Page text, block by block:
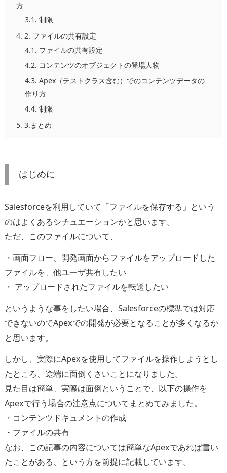
方
3.1. 制限
4. 2. ファイルの共有設定
4.1. ファイルの共有設定
4.2. コンテンツのオブジェクトの登場人物
4.3. Apex（テストクラス含む）でのコンテンツデータの
作り方
4.4. 制限
5. 3.まとめ
はじめに
Salesforceを利用していて「ファイルを保存する」という
のはよくあるシチュエーションかと思います。
ただ、このファイルについて、
・画面フロー、開発画面からファイルをアップロードした
ファイルを、他ユーザ共有したい
・ アップロードされたファイルを転送したい
というような事をしたい場合、Salesforceの標準では対応
できないのでApexでの開発が必要となることが多くなるか
と思います。
しかし、実際にApexを使用してファイルを操作しようとし
たところ、途端に面倒くさいことになりました。
見た目は簡単、実際は面倒ということで、以下の操作を
Apexで行う場合の注意点についてまとめてみました。
・コンテンツドキュメントの作成
・ファイルの共有
なお、この記事の内容については簡単なApexであれば書い
たことがある、という方を前提に記載しています。